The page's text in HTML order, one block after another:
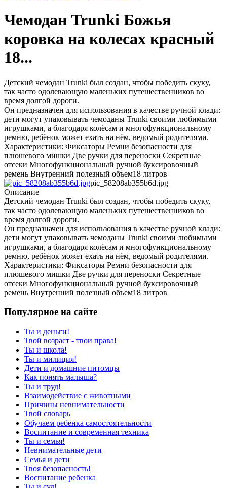
Чемодан Trunki Божья
коровка на колесах красный
18...
Детский чемодан Trunki был создан, чтобы победить скуку,
так часто одолевающую маленьких путешественников во
время долгой дороги.
Он предназначен для использования в качестве ручной клади:
дети могут упаковывать чемоданы Trunki своими любимыми
игрушками, а благодаря колёсам и многофункциональному
ремню, ребёнок может ехать на нём, ведомый родителями.
Характеристики: Фиксаторы Ремни безопасности для
плюшевого мишки Две ручки для переноски Секретные
отсеки Многофункциональный ручной буксировочный
ремень Внутренний полезный объем18 литров
pic_58208ab355b6d.jpg
Описание
Детский чемодан Trunki был создан, чтобы победить скуку,
так часто одолевающую маленьких путешественников во
время долгой дороги.
Он предназначен для использования в качестве ручной клади:
дети могут упаковывать чемоданы Trunki своими любимыми
игрушками, а благодаря колёсам и многофункциональному
ремню, ребёнок может ехать на нём, ведомый родителями.
Характеристики: Фиксаторы Ремни безопасности для
плюшевого мишки Две ручки для переноски Секретные
отсеки Многофункциональный ручной буксировочный
ремень Внутренний полезный объем18 литров
Популярное на сайте
Ты и деньги!
Твой возраст - твои права!
Ты и школа!
Ты и милиция!
Дети и домашние питомцы
Как понять малыша?
Ты и труд!
Взаимодействие с животными
Причины невнимательности
Твой словарь
Обучаем ребенка самостоятельности
Воспитание и современная техника
Ты и семья!
Невнимательные дети
Семья и дети
Твоя безопасность!
Воспитание ребенка